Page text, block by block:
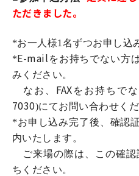
ただきました。
*お一人様1名ずつお申し込
*E-mail をお持ちでない方は
みください。
なお、 FAX をお持ちで
7030)にてお問い合わせくだ
*お申し込み完了後、確認
内いたします。
ご来場の際は、この確認
ちください。